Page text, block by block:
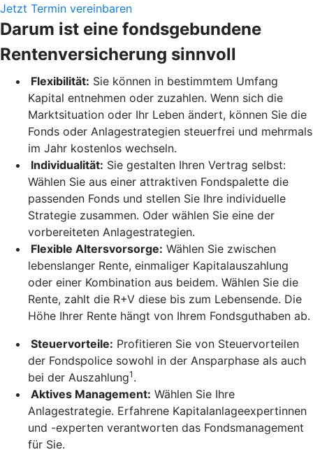
Jetzt Termin vereinbaren
Darum ist eine fondsgebundene
Rentenversicherung sinnvoll
Flexibilität: Sie können in bestimmtem Umfang
Kapital entnehmen oder zuzahlen. Wenn sich die
Marktsituation oder Ihr Leben ändert, können Sie die
Fonds oder Anlagestrategien steuerfrei und mehrmals
im Jahr kostenlos wechseln.
Individualität: Sie gestalten Ihren Vertrag selbst:
Wählen Sie aus einer attraktiven Fondspalette die
passenden Fonds und stellen Sie Ihre individuelle
Strategie zusammen. Oder wählen Sie eine der
vorbereiteten Anlagestrategien.
Flexible Altersvorsorge: Wählen Sie zwischen
lebenslanger Rente, einmaliger Kapitalauszahlung
oder einer Kombination aus beidem. Wählen Sie die
Rente, zahlt die R+V diese bis zum Lebensende. Die
Höhe Ihrer Rente hängt von Ihrem Fondsguthaben ab.
Steuervorteile: Profitieren Sie von Steuervorteilen
der Fondspolice sowohl in der Ansparphase als auch
bei der Auszahlung1 .
Aktives Management: Wählen Sie Ihre
Anlagestrategie. Erfahrene Kapitalanlageexpertinnen
und -experten verantworten das Fondsmanagement
für Sie.